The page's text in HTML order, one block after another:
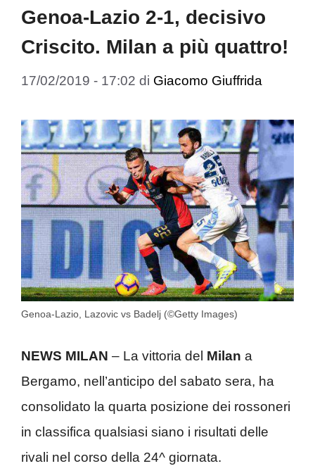
Genoa-Lazio 2-1, decisivo
Criscito. Milan a più quattro!
17/02/2019 - 17:02 di Giacomo Giuffrida
Genoa-Lazio, Lazovic vs Badelj (©Getty Images)
NEWS MILAN – La vittoria del Milan a
Bergamo, nell’anticipo del sabato sera, ha
consolidato la quarta posizione dei rossoneri
in classifica qualsiasi siano i risultati delle
rivali nel corso della 24^ giornata.